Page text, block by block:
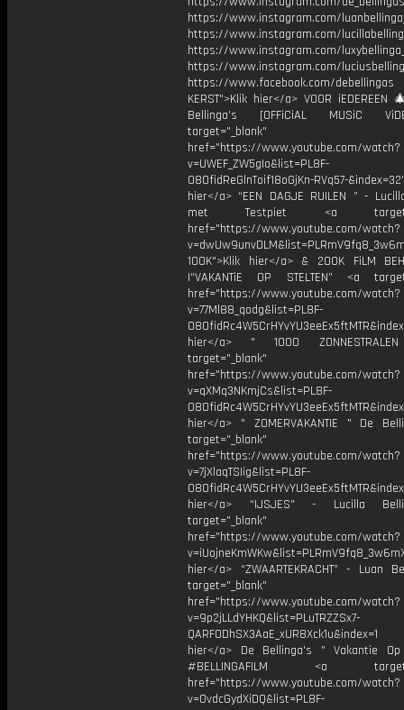
https://www.instagram.com/
https://www.instagram.com/
https://www.instagram.com/
https://www.instagram.com/
https://www.facebook.com/debellingas
KERST">Klik hier</a> VOOR
Bellinga’s [OFFiCiAL MUSiC
target="_blank"
href="https://www.youtube.com/watch?
v=UWEF_ZW5gIo&list=PL8F-
O8OfidReGlnToif18oGjKn-RVq57-
hier</a> “EEN DAGJE RUILEN ” -
met Testpiet <a
href="https://www.youtube.com/watch?
100K">Klik hier</a> & 200K FiLM
|“VAKANTiE OP STELTEN” <a
href="https://www.youtube.com/watch?
v=77Ml88_qodg&list=PL8F-
hier</a> " 1000
target="_blank"
href="https://www.youtube.com/watch?
v=qXMq3NKmjCs&list=PL8F-
hier</a> " ZOMERVAKANTIE " De
target="_blank"
href="https://www.youtube.com/watch?
v=7jXlaqTSIig&list=PL8F-
hier</a> “IJSJES" - Lucilla
target="_blank"
href="https://www.youtube.com/watch?
hier</a> “ZWAARTEKRACHT” - Luan
target="_blank"
href="https://www.youtube.com/watch?
v=9p2jLLdYHKQ&list=PLuTRZZSx7-
hier</a> De Bellinga's " Vakantie
#BELLINGAFILM <a
href="https://www.youtube.com/watch?
v=OvdcGydXiDQ&list=PL8F-